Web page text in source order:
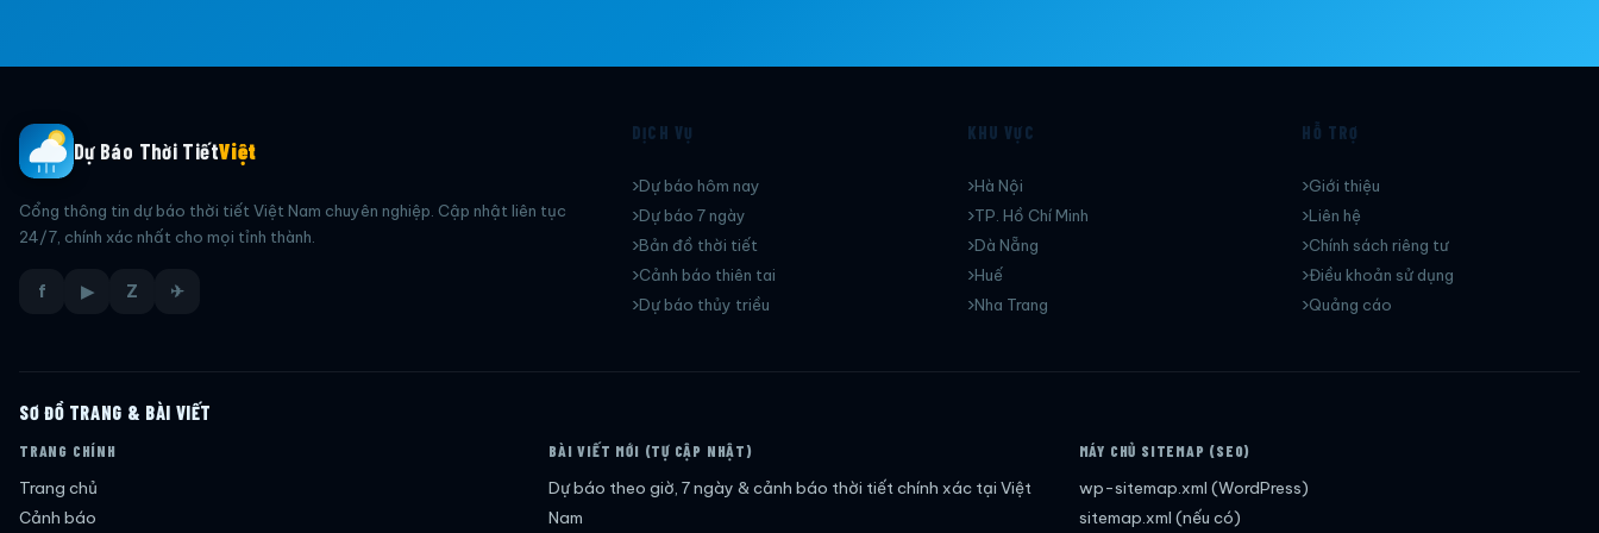
Dự Báo Thời TiếtViệt
Cổng thông tin dự báo thời tiết Việt Nam chuyên nghiệp. Cập nhật liên tục
24/7, chính xác nhất cho mọi tỉnh thành.
f ▶ Z ✈
DỊCH VỤ
Dự báo hôm nay
Dự báo 7 ngày
Bản đồ thời tiết
Cảnh báo thiên tai
Dự báo thủy triều
KHU VỰC
Hà Nội
TP. Hồ Chí Minh
Dà Nẵng
Huế
Nha Trang
HỖ TRỢ
Giới thiệu
Liên hệ
Chính sách riêng tư
Điều khoản sử dụng
Quảng cáo
SƠ ĐỒ TRANG & BÀI VIẾT
TRANG CHÍNH
Trang chủ
Cảnh báo
BÀI VIẾT MỚI (TỰ CẬP NHẬT)
Dự báo theo giờ, 7 ngày & cảnh báo thời tiết chính xác tại Việt
Nam
MÁY CHỦ SITEMAP (SEO)
wp-sitemap.xml (WordPress)
sitemap.xml (nếu có)